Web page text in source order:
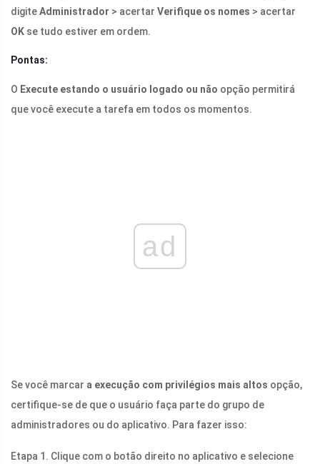
digiteAdministrador > acertar Verifique os nomes > acertar
OK se tudo estiver em ordem.
Pontas:
O Execute estando o usuário logado ou não opção permitirá
que você execute a tarefa em todos os momentos.
ad
Se você marcar a execução com privilégios mais altos opção,
certifique-se de que o usuário faça parte do grupo de
administradores ou do aplicativo. Para fazer isso:
Etapa 1. Clique com o botão direito no aplicativo e selecione